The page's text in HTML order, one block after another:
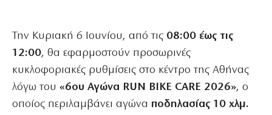
Την Κυριακή 6 Ιουνίου, από τις 08:00 έως τις
12:00, θα εφαρμοστούν προσωρινές
κυκλοφοριακές ρυθμίσεις στο κέντρο της Αθήνας
λόγω του «6ου Αγώνα RUN BIKE CARE 2026», ο
οποίος περιλαμβάνει αγώνα ποδηλασίας 10 χλμ.